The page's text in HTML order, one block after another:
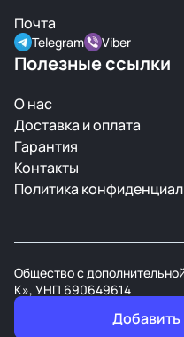
Добавить
Почта
Telegram Viber
Полезные ссылки
О нас
Доставка и оплата
Гарантия
Контакты
Политика
Общество с
К», УНП 690649614
В торговом реестре РБ с 21
Разработан студиейDigital